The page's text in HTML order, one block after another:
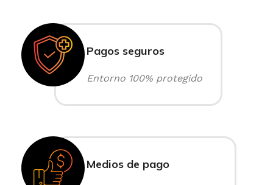
Pagos seguros
Entorno 100% protegido
Medios de pago